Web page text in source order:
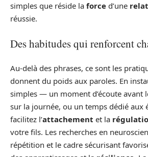
simples que réside la force d’une
réussie.
Des habitudes qui renforcent
Au-delà des phrases, ce sont les
donnent du poids aux paroles. En
simples — un moment d’écoute avant
sur la journée, ou un temps dédié aux
facilitez l’attachement et la
votre fils. Les recherches en
répétition et le cadre sécurisant